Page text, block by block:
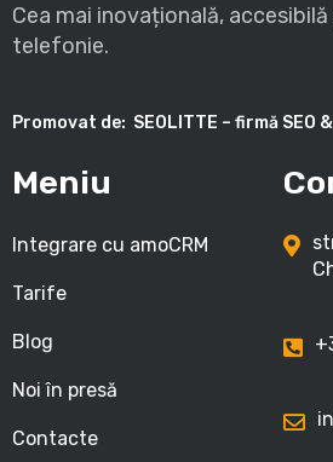
Cea mai inovațională,
telefonie.
Promovat de: SEOLITTE – firmă SEO
Meniu
Integrare cu amoCRM
Tarife
Blog
Noi în presă
Contacte